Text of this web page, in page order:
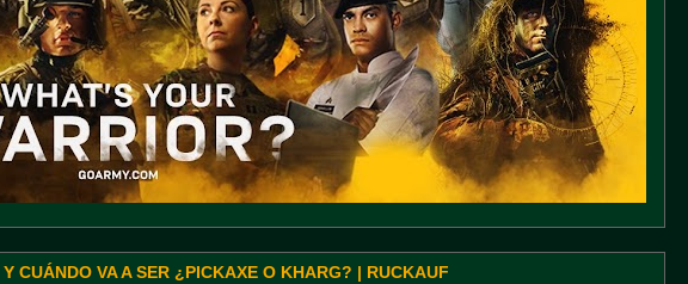
CUÁNDO VA A SER ¿PICKAXE O KHARG? | RUCKAUF